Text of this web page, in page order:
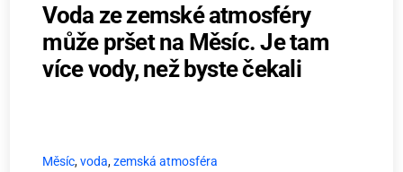
Voda ze zemské atmosféry
může pršet na Měsíc. Je tam
více vody, než byste čekali
Měsíc,voda,zemská atmosféra